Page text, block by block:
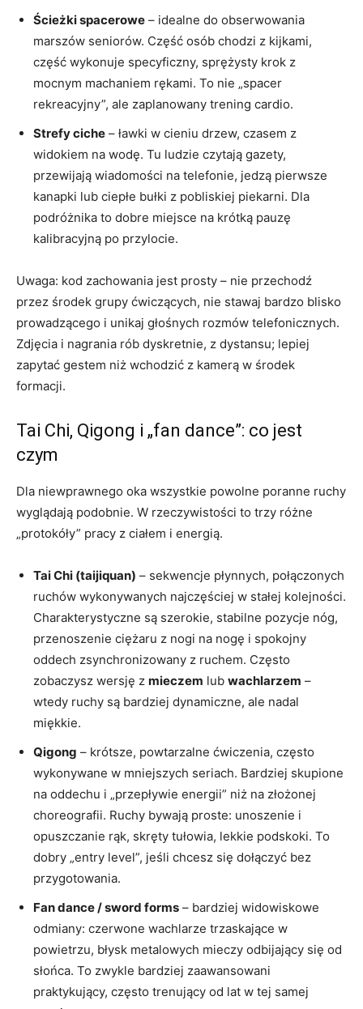
Ścieżki spacerowe – idealne do obserwowania
marszów seniorów. Część osób chodzi z kijkami,
część wykonuje specyficzny, sprężysty krok z
mocnym machaniem rękami. To nie „spacer
rekreacyjny”, ale zaplanowany trening cardio.
Strefy ciche – ławki w cieniu drzew, czasem z
widokiem na wodę. Tu ludzie czytają gazety,
przewijają wiadomości na telefonie, jedzą pierwsze
kanapki lub ciepłe bułki z pobliskiej piekarni. Dla
podróżnika to dobre miejsce na krótką pauzę
kalibracyjną po przylocie.
Uwaga: kod zachowania jest prosty – nie przechodź
przez środek grupy ćwiczących, nie stawaj bardzo blisko
prowadzącego i unikaj głośnych rozmów telefonicznych.
Zdjęcia i nagrania rób dyskretnie, z dystansu; lepiej
zapytać gestem niż wchodzić z kamerą w środek
formacji.
Tai Chi, Qigong i „fan dance”: co jest
czym
Dla niewprawnego oka wszystkie powolne poranne ruchy
wyglądają podobnie. W rzeczywistości to trzy różne
„protokóły” pracy z ciałem i energią.
Tai Chi (taijiquan) – sekwencje płynnych, połączonych
ruchów wykonywanych najczęściej w stałej kolejności.
Charakterystyczne są szerokie, stabilne pozycje nóg,
przenoszenie ciężaru z nogi na nogę i spokojny
oddech zsynchronizowany z ruchem. Często
zobaczysz wersję z mieczem lub wachlarzem –
wtedy ruchy są bardziej dynamiczne, ale nadal
miękkie.
Qigong – krótsze, powtarzalne ćwiczenia, często
wykonywane w mniejszych seriach. Bardziej skupione
na oddechu i „przepływie energii” niż na złożonej
choreografii. Ruchy bywają proste: unoszenie i
opuszczanie rąk, skręty tułowia, lekkie podskoki. To
dobry „entry level”, jeśli chcesz się dołączyć bez
przygotowania.
Fan dance / sword forms – bardziej widowiskowe
odmiany: czerwone wachlarze trzaskające w
powietrzu, błysk metalowych mieczy odbijający się od
słońca. To zwykle bardziej zaawansowani
praktykujący, często trenujący od lat w tej samej